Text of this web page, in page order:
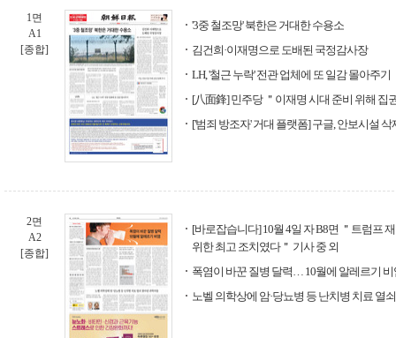
1면
A1
[종합]
'3중 철조망' 북한은 거대한 수용소
김건희·이재명으로 도배된 국정감사장
LH, '철근 누락' 전관 업체에 또 일감 몰아주기
[八面鋒] 민주당 ＂이재명 시대 준비 위해 집
['범죄 방조자' 거대 플랫폼] 구글, 안보시설
2면
A2
[종합]
[바로잡습니다] 10월 4일 자 B8면 ＂트럼프
위한 최고 조치였다＂ 기사 중 외
폭염이 바꾼 질병 달력… 10월에 알레르기 비
노벨 의학상에 암·당뇨병 등 난치병 치료 열